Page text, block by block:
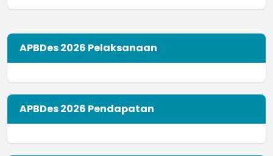
APBDes 2026 Pelaksanaan
APBDes 2026 Pendapatan